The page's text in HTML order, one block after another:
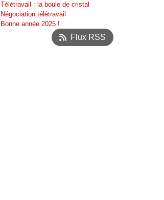
Télétravail : la boule de cristal
Négociation télétravail
Bonne année 2025 !
Flux RSS